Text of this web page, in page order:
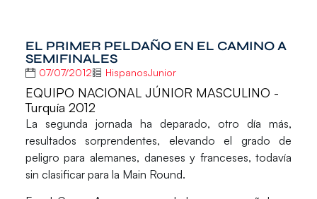
EL PRIMER PELDAÑO EN EL CAMINO A
SEMIFINALES
07/07/2012 HispanosJunior
EQUIPO NACIONAL JÚNIOR MASCULINO -
Turquía 2012
La segunda jornada ha deparado, otro día más,
resultados sorprendentes, elevando el grado de
peligro para alemanes, daneses y franceses, todavía
sin clasificar para la Main Round.